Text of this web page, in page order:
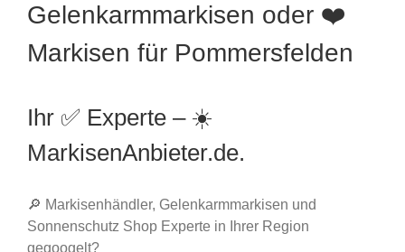
Gelenkarmmarkisen oder ❤️
Markisen für Pommersfelden
Ihr ✅ Experte – ☀️
MarkisenAnbieter.de.
🔎 Markisenhändler, Gelenkarmmarkisen und
Sonnenschutz Shop Experte in Ihrer Region
gegoogelt?